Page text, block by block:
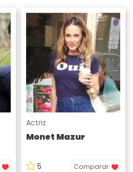
Actriz
Monet Mazur
5 Comparar